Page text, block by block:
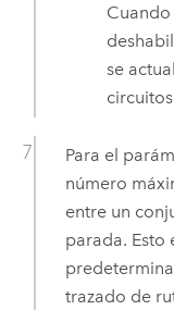
se
Para el
número
entre un
parada. Esto
trazado de